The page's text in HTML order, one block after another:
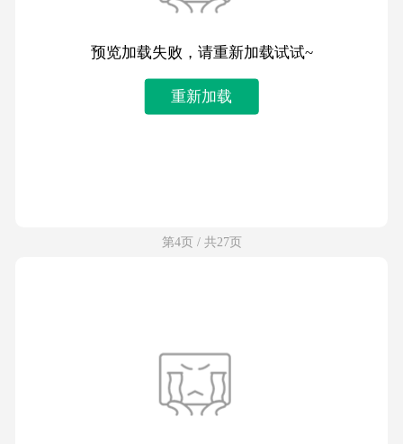
预览加载失败，请重新加载试试~
重新加载
第4页 / 共27页